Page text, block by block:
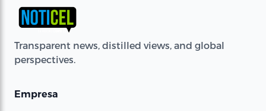
Transparent news, distilled views, and global
perspectives.
Empresa